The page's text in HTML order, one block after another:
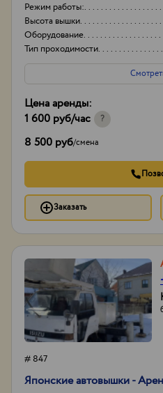
Режим работы:
Высота вышки
Оборудование
Тип проходимости
Цена аренды:
1 600 руб/час ?
8 500 руб/смена
Заказать
# 847
Японские автовышки -